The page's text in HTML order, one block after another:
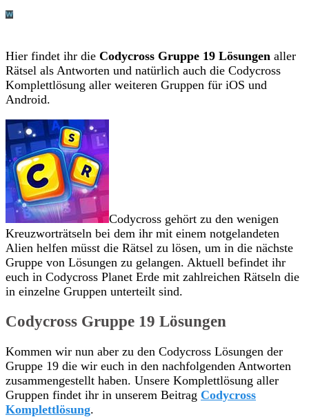
Hier findet ihr die Codycross Gruppe 19 Lösungen aller
Rätsel als Antworten und natürlich auch die Codycross
Komplettlösung aller weiteren Gruppen für iOS und
Android.
Codycross gehört zu den wenigen
Kreuzworträtseln bei dem ihr mit einem notgelandeten
Alien helfen müsst die Rätsel zu lösen, um in die nächste
Gruppe von Lösungen zu gelangen. Aktuell befindet ihr
euch in Codycross Planet Erde mit zahlreichen Rätseln die
in einzelne Gruppen unterteilt sind.
Codycross Gruppe 19 Lösungen
Kommen wir nun aber zu den Codycross Lösungen der
Gruppe 19 die wir euch in den nachfolgenden Antworten
zusammengestellt haben. Unsere Komplettlösung aller
Gruppen findet ihr in unserem Beitrag Codycross
Komplettlösung.